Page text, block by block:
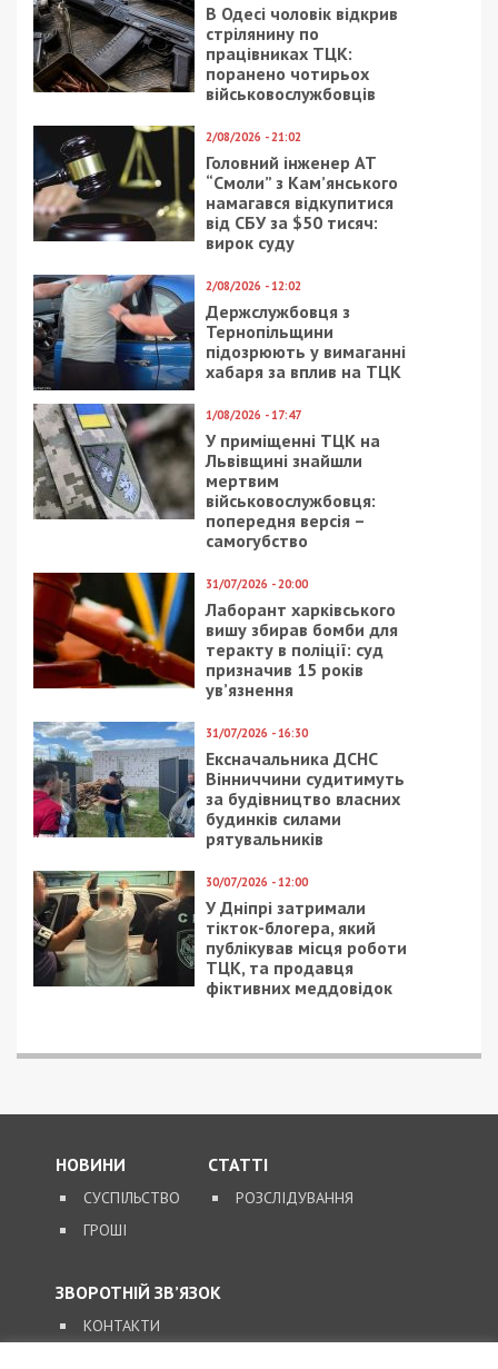
В Одесі чоловік відкрив
стрілянину по
працівниках ТЦК:
поранено чотирьох
військовослужбовців
2/08/2026 - 21:02
Головний інженер АТ
“Смоли” з Кам’янського
намагався відкупитися
від СБУ за $50 тисяч:
вирок суду
2/08/2026 - 12:02
Держслужбовця з
Тернопільщини
підозрюють у вимаганні
хабаря за вплив на ТЦК
1/08/2026 - 17:47
У приміщенні ТЦК на
Львівщині знайшли
мертвим
військовослужбовця:
попередня версія –
самогубство
31/07/2026 - 20:00
Лаборант харківського
вишу збирав бомби для
теракту в поліції: суд
призначив 15 років
ув’язнення
31/07/2026 - 16:30
Ексначальника ДСНС
Вінниччини судитимуть
за будівництво власних
будинків силами
рятувальників
30/07/2026 - 12:00
У Дніпрі затримали
тікток-блогера, який
публікував місця роботи
ТЦК, та продавця
фіктивних меддовідок
НОВИНИ
СУСПІЛЬСТВО
ГРОШІ
СТАТТІ
РОЗСЛІДУВАННЯ
ЗВОРОТНІЙ ЗВ’ЯЗОК
КОНТАКТИ